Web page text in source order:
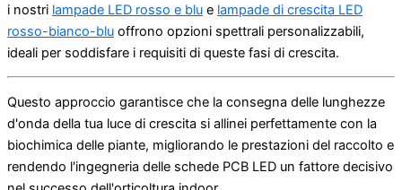
i nostri lampade LED rosso e blu e lampade di crescita LED
rosso-bianco-blu offrono opzioni spettrali personalizzabili,
ideali per soddisfare i requisiti di queste fasi di crescita.
Questo approccio garantisce che la consegna delle lunghezze
d'onda della tua luce di crescita si allinei perfettamente con la
biochimica delle piante, migliorando le prestazioni del raccolto e
rendendo l'ingegneria delle schede PCB LED un fattore decisivo